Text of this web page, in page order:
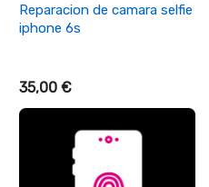
Reparacion de camara selfie
iphone 6s
35,00 €